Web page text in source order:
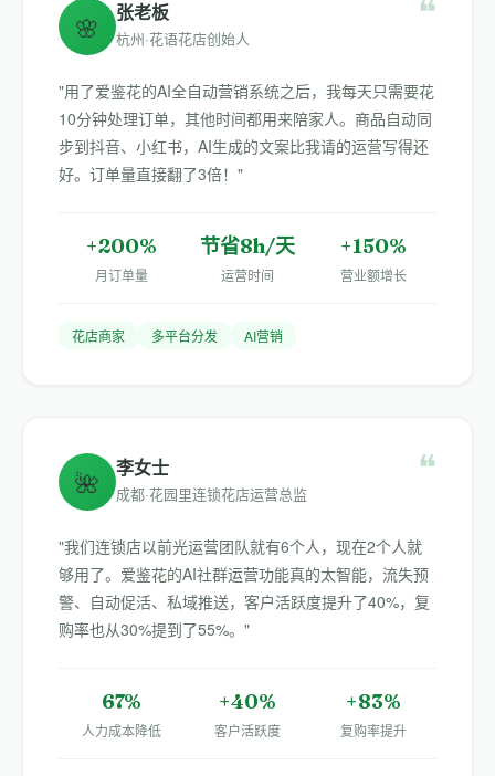
🌸 张老板
杭州·花语花店创始人
"用了爱鉴花的AI全自动营销系统之后，我每天只需要花
10分钟处理订单，其他时间都用来陪家人。商品自动同
步到抖音、小红书，AI生成的文案比我请的运营写得还
好。订单量直接翻了3倍！"
+200%
月订单量
节省8h/天
运营时间
+150%
营业额增长
花店商家 多平台分发 AI营销
🌺 李女士
成都·花园里连锁花店运营总监
❝
"我们连锁店以前光运营团队就有6个人，现在2个人就
够用了。爱鉴花的AI社群运营功能真的太智能，流失预
警、自动促活、私域推送，客户活跃度提升了40%，复
购率也从30%提到了55%。"
67%
人力成本降低
+40%
客户活跃度
+83%
复购率提升